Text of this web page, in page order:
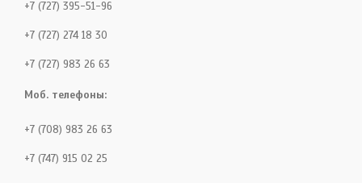
+7 (727) 395-51-96
+7 (727) 274 18 30
+7 (727) 983 26 63
Моб. телефоны:
+7 (708) 983 26 63
+7 (747) 915 02 25